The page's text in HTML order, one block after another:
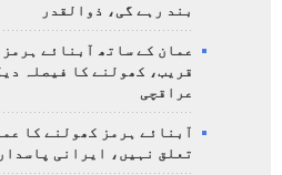
بند رہے گی، ذوالقدر
عمان کے ساتھ آبنائے ہرمز
قریب، کھولنے کا فیصلہ
عراقچی
آبنائے ہرمز کھولنے کا
تعلق نہیں، ایرانی